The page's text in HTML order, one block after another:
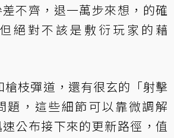
不齊，退一萬步來想，的確
絕對不該是敷衍玩家的藉
槍枝彈道，還有很玄的「射擊
題，這些細節可以靠微調解
公布接下來的更新路徑，值